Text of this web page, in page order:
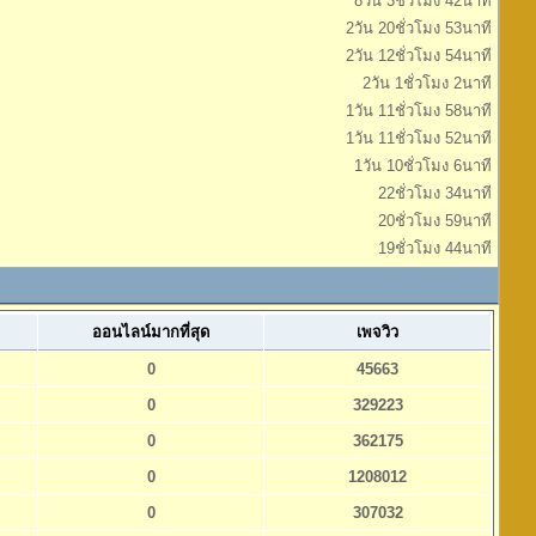
2วัน 20ชั่วโมง 53นาที
2วัน 12ชั่วโมง 54นาที
2วัน 1ชั่วโมง 2นาที
1วัน 11ชั่วโมง 58นาที
1วัน 11ชั่วโมง 52นาที
1วัน 10ชั่วโมง 6นาที
22ชั่วโมง 34นาที
20ชั่วโมง 59นาที
19ชั่วโมง 44นาที
ออนไลน์มากที่สุด เพจวิว
0
45663
0
329223
0
362175
0
1208012
0
307032